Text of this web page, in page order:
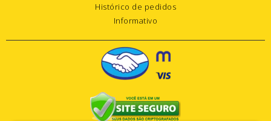
Histórico de pedidos
Informativo